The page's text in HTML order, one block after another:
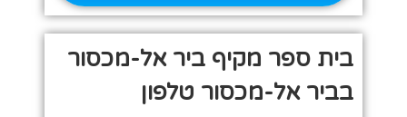
בית ספר מקיף ביר אל-מכסור
בביר אל-מכסור טלפון